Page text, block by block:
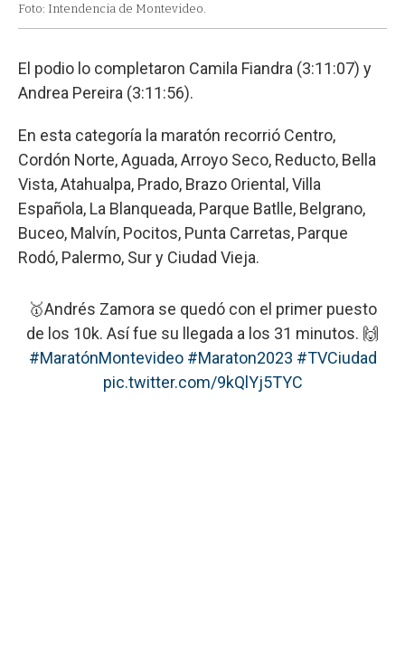
Foto: Intendencia de Montevideo.
El podio lo completaron Camila Fiandra (3:11:07) y
Andrea Pereira (3:11:56).
En esta categoría la maratón recorrió Centro,
Cordón Norte, Aguada, Arroyo Seco, Reducto, Bella
Vista, Atahualpa, Prado, Brazo Oriental, Villa
Española, La Blanqueada, Parque Batlle, Belgrano,
Buceo, Malvín, Pocitos, Punta Carretas, Parque
Rodó, Palermo, Sur y Ciudad Vieja.
🥇Andrés Zamora se quedó con el primer puesto
de los 10k. Así fue su llegada a los 31 minutos. 🙌
#MaratónMontevideo #Maraton2023 #TVCiudad
pic.twitter.com/9kQlYj5TYC